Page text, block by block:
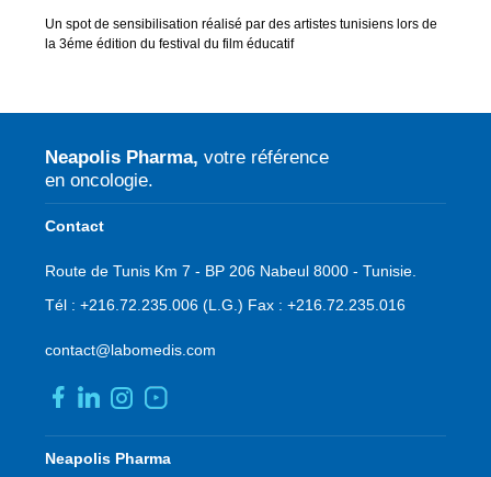
Un spot de sensibilisation réalisé par des artistes tunisiens lors de
la 3éme édition du festival du film éducatif
Neapolis Pharma, votre référence
en oncologie.
Contact
Route de Tunis Km 7 - BP 206 Nabeul 8000 - Tunisie.
Tél :+216.72.235.006 (L.G.) Fax :+216.72.235.016
contact@labomedis.com
Pied
Neapolis Pharma